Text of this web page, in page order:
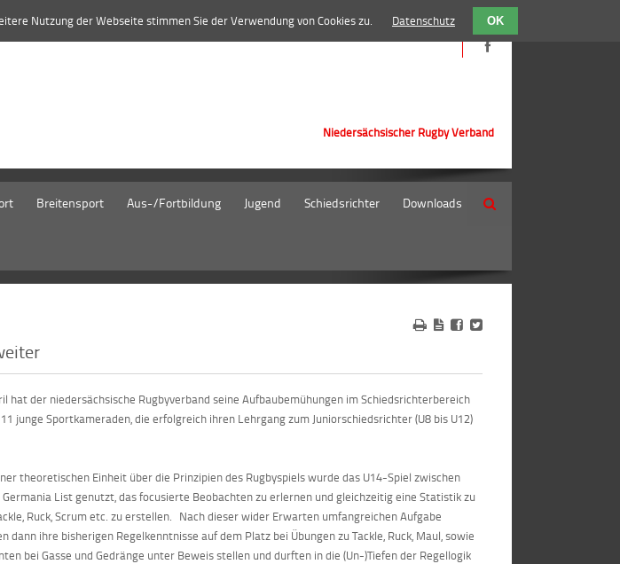
Niedersächsischer Rugby Verband
Breitensport Aus-/Fortbildung Jugend Schiedsrichter Downloads Suche
hat der niedersächsische Rugbyverband seine Aufbaubemühungen im Schiedsrichterbereich
junge Sportkameraden, die erfolgreich ihren Lehrgang zum Juniorschiedsrichter (U8 bis U12)
theoretischen Einheit über die Prinzipien des Rugbyspiels wurde das U14-Spiel zwischen
Germania List genutzt, das focusierte Beobachten zu erlernen und gleichzeitig eine Statistik zu
Ruck, Scrum etc. zu erstellen. Nach dieser wider Erwarten umfangreichen Aufgabe
dann ihre bisherigen Regelkenntnisse auf dem Platz bei Übungen zu Tackle, Ruck, Maul, sowie
bei Gasse und Gedränge unter Beweis stellen und durften in die (Un-)Tiefen der Regellogik
Nutzung der Webseite stimmen Sie der Verwendung von Cookies zu. Datenschutz OK